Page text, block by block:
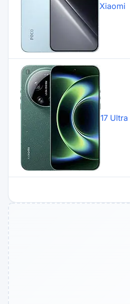
Xiaomi
17 Ultra